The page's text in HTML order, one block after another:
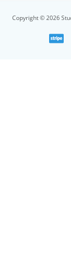
Copyright © 2026